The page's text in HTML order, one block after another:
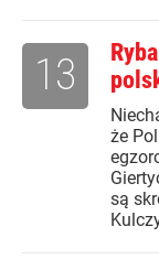
że
są
13